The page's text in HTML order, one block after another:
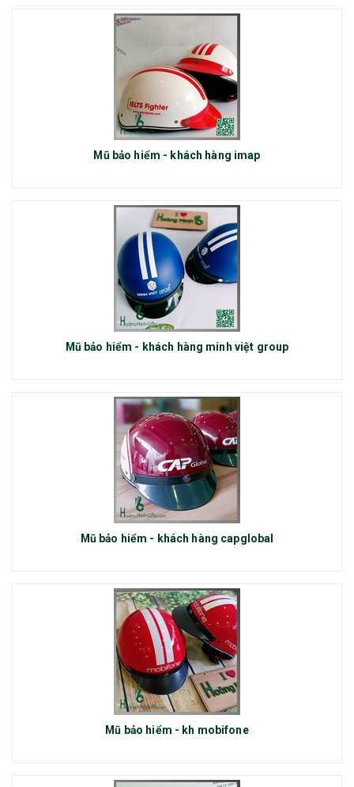
Mũ bảo hiểm - khách hàng imap
Mũ bảo hiểm - khách hàng minh việt group
Mũ bảo hiểm - khách hàng capglobal
Mũ bảo hiểm - kh mobifone